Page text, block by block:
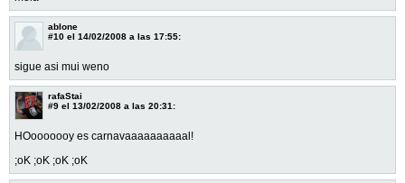
ablone
#10 el 14/02/2008 a las 17:55:
sigue asi mui weno
rafaStai
#9 el 13/02/2008 a las 20:31:
HOooooooy es carnavaaaaaaaaaal!
;oK ;oK ;oK ;oK